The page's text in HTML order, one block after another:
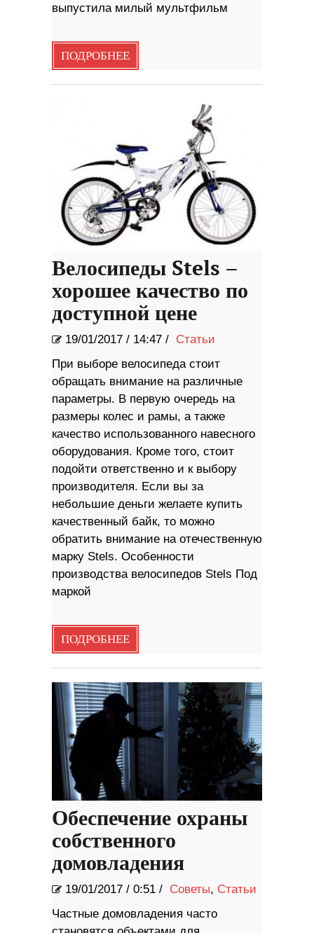
выпустила милый мультфильм
ПОДРОБНЕЕ
Велосипеды Stels –
хорошее качество по
доступной цене
19/01/2017 / 14:47 / Статьи
При выборе велосипеда стоит
обращать внимание на различные
параметры. В первую очередь на
размеры колес и рамы, а также
качество использованного навесного
оборудования. Кроме того, стоит
подойти ответственно и к выбору
производителя. Если вы за
небольшие деньги желаете купить
качественный байк, то можно
обратить внимание на отечественную
марку Stels. Особенности
производства велосипедов Stels Под
маркой
ПОДРОБНЕЕ
Обеспечение охраны
собственного
домовладения
19/01/2017 / 0:51 / Советы, Статьи
Частные домовладения часто